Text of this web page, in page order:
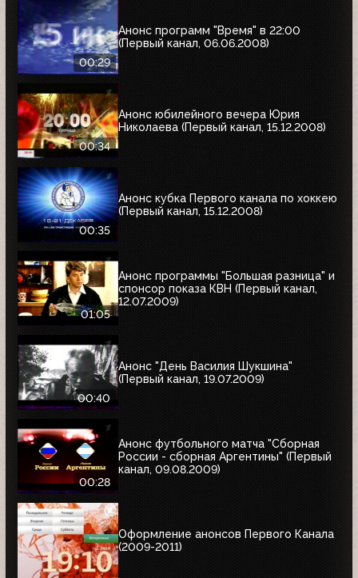
00:29
Анонс программ "Время" в 22:00
(Первый канал, 06.06.2008)
00:34
Анонс юбилейного вечера Юрия
Николаева (Первый канал, 15.12.2008)
00:35
Анонс кубка Первого канала по хоккею
(Первый канал, 15.12.2008)
01:05
Анонс программы "Большая разница" и
спонсор показа КВН (Первый канал,
12.07.2009)
00:40
Анонс "День Василия Шукшина"
(Первый канал, 19.07.2009)
00:28
Анонс футбольного матча "Сборная
России - сборная Аргентины" (Первый
канал, 09.08.2009)
Оформление анонсов Первого Канала
(2009-2011)